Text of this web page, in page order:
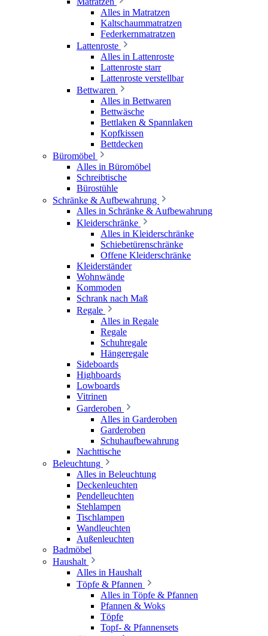
Alles in Matratzen
Kaltschaummatratzen
Federkernmatratzen
Lattenroste
Alles in Lattenroste
Lattenroste starr
Lattenroste verstellbar
Bettwaren
Alles in Bettwaren
Bettwäsche
Bettlaken & Spannlaken
Kopfkissen
Bettdecken
Büromöbel
Alles in Büromöbel
Schreibtische
Bürostühle
Schränke & Aufbewahrung
Alles in Schränke & Aufbewahrung
Kleiderschränke
Alles in Kleiderschränke
Schiebetürenschränke
Offene Kleiderschränke
Kleiderständer
Wohnwände
Kommoden
Schrank nach Maß
Regale
Alles in Regale
Regale
Schuhregale
Hängeregale
Sideboards
Highboards
Lowboards
Vitrinen
Garderoben
Alles in Garderoben
Garderoben
Schuhaufbewahrung
Nachttische
Beleuchtung
Alles in Beleuchtung
Deckenleuchten
Pendelleuchten
Stehlampen
Tischlampen
Wandleuchten
Außenleuchten
Badmöbel
Haushalt
Alles in Haushalt
Töpfe & Pfannen
Alles in Töpfe & Pfannen
Pfannen & Woks
Töpfe
Topf- & Pfannensets